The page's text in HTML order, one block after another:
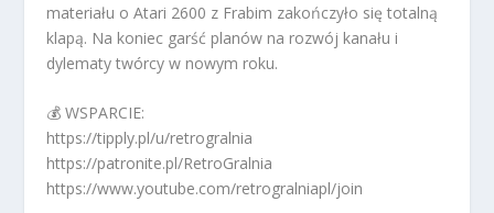
materiału o Atari 2600 z Frabim zakończyło się totalną
klapą. Na koniec garść planów na rozwój kanału i
dylematy twórcy w nowym roku.
💰 WSPARCIE:
https://tipply.pl/u/retrogralnia
https://patronite.pl/RetroGralnia
https://www.youtube.com/retrogralniapl/join